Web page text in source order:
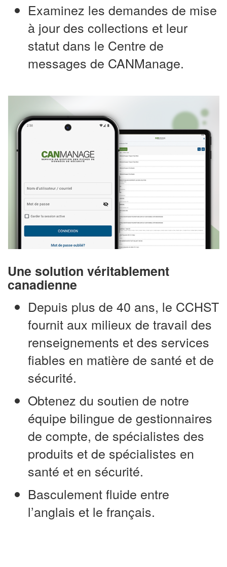
Examinez les demandes de mise
à jour des collections et leur
statut dans le Centre de
messages de CANManage.
Une solution véritablement
canadienne
Depuis plus de 40 ans, le CCHST
fournit aux milieux de travail des
renseignements et des services
fiables en matière de santé et de
sécurité.
Obtenez du soutien de notre
équipe bilingue de gestionnaires
de compte, de spécialistes des
produits et de spécialistes en
santé et en sécurité.
Basculement fluide entre
l’anglais et le français.